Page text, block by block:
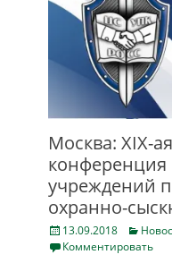
Москва: XIX-
конференция
учреждений
охранно-
Posted
on
13.09.2018
Комментировать